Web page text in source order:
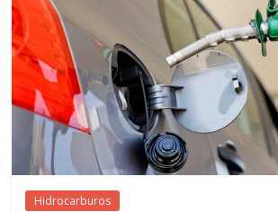
para
todos
Hidrocarburos